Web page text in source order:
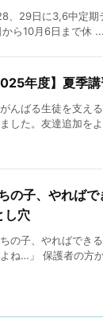
、29日に3,6中定期
ら10月6日まで休 ...
年度】夏季
んばる生徒を支え
した。友達追加を
の子、やれば
し穴
ちの子、やればでき
ね…」 保護者の方